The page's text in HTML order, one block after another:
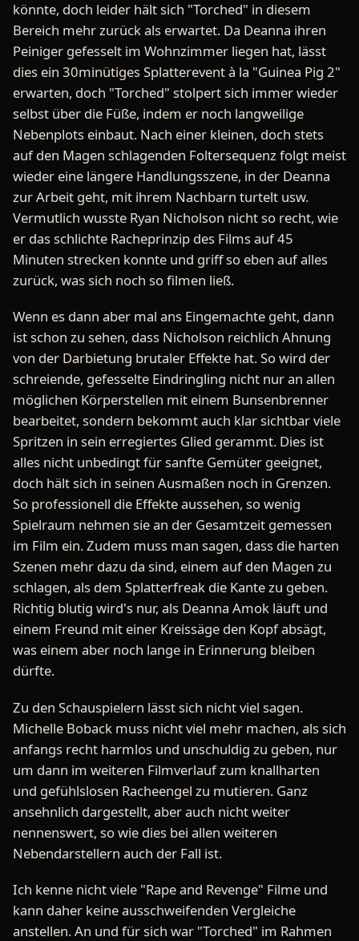
könnte, doch leider hält sich "Torched" in diesem
Bereich mehr zurück als erwartet. Da Deanna ihren
Peiniger gefesselt im Wohnzimmer liegen hat, lässt
dies ein 30minütiges Splatterevent à la "Guinea Pig 2"
erwarten, doch "Torched" stolpert sich immer wieder
selbst über die Füße, indem er noch langweilige
Nebenplots einbaut. Nach einer kleinen, doch stets
auf den Magen schlagenden Foltersequenz folgt meist
wieder eine längere Handlungsszene, in der Deanna
zur Arbeit geht, mit ihrem Nachbarn turtelt usw.
Vermutlich wusste Ryan Nicholson nicht so recht, wie
er das schlichte Racheprinzip des Films auf 45
Minuten strecken konnte und griff so eben auf alles
zurück, was sich noch so filmen ließ.
Wenn es dann aber mal ans Eingemachte geht, dann
ist schon zu sehen, dass Nicholson reichlich Ahnung
von der Darbietung brutaler Effekte hat. So wird der
schreiende, gefesselte Eindringling nicht nur an allen
möglichen Körperstellen mit einem Bunsenbrenner
bearbeitet, sondern bekommt auch klar sichtbar viele
Spritzen in sein erregiertes Glied gerammt. Dies ist
alles nicht unbedingt für sanfte Gemüter geeignet,
doch hält sich in seinen Ausmaßen noch in Grenzen.
So professionell die Effekte aussehen, so wenig
Spielraum nehmen sie an der Gesamtzeit gemessen
im Film ein. Zudem muss man sagen, dass die harten
Szenen mehr dazu da sind, einem auf den Magen zu
schlagen, als dem Splatterfreak die Kante zu geben.
Richtig blutig wird's nur, als Deanna Amok läuft und
einem Freund mit einer Kreissäge den Kopf absägt,
was einem aber noch lange in Erinnerung bleiben
dürfte.
Zu den Schauspielern lässt sich nicht viel sagen.
Michelle Boback muss nicht viel mehr machen, als sich
anfangs recht harmlos und unschuldig zu geben, nur
um dann im weiteren Filmverlauf zum knallharten
und gefühlslosen Racheengel zu mutieren. Ganz
ansehnlich dargestellt, aber auch nicht weiter
nennenswert, so wie dies bei allen weiteren
Nebendarstellern auch der Fall ist.
Ich kenne nicht viele "Rape and Revenge" Filme und
kann daher keine ausschweifenden Vergleiche
anstellen. An und für sich war "Torched" im Rahmen